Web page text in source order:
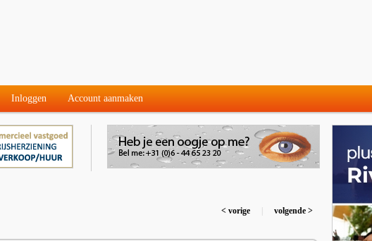
Inloggen Account aanmaken
< vorige volgende >